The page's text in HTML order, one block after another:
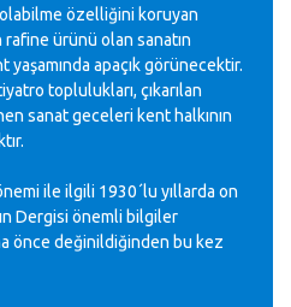
özelliğini koruyan
ürünü olan sanatın
apaçık görünecektir.
toplulukları, çıkarılan
sanat geceleri kent halkının
ile ilgili 1930´lu yıllarda on
Dergisi önemli bilgiler
önce değinildiğinden bu kez